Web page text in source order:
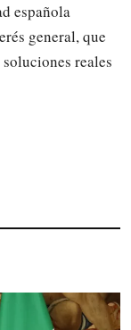
española
general, que
reales